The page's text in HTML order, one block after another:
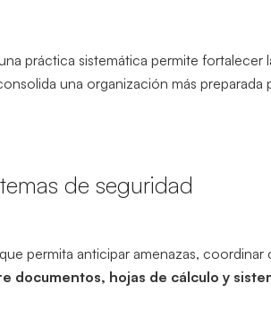
práctica sistemática permite fortalecer
una organización más
de seguridad
permita anticipar amenazas,
documentos, hojas de cálculo y